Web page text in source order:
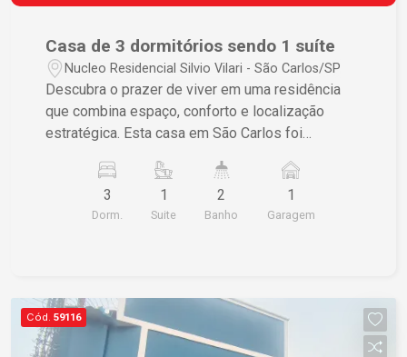
Casa de 3 dormitórios sendo 1 suíte
Nucleo Residencial Silvio Vilari - São Carlos/SP
Descubra o prazer de viver em uma residência
que combina espaço, conforto e localização
estratégica. Esta casa em São Carlos foi
de vida que você e sua família merecem.
Características do Imóvel ? 3 dormitórios sendo
1 suíte garantindo privacidade e conforto ? Sala
para confraternizações ? 1 vaga de garagem
assegurando comodidade para você e sua família
? Lavanderia prática proporcionando facilidade e
3
Dorm.
1
Suite
2
Banho
1
Garagem
Cód. 59116